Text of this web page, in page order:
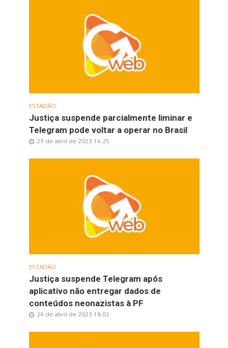
ESTADÃO
Justiça suspende parcialmente liminar e
Telegram pode voltar a operar no Brasil
29 de abril de 2023 16:25
ESTADÃO
Justiça suspende Telegram após
aplicativo não entregar dados de
conteúdos neonazistas à PF
26 de abril de 2023 18:02